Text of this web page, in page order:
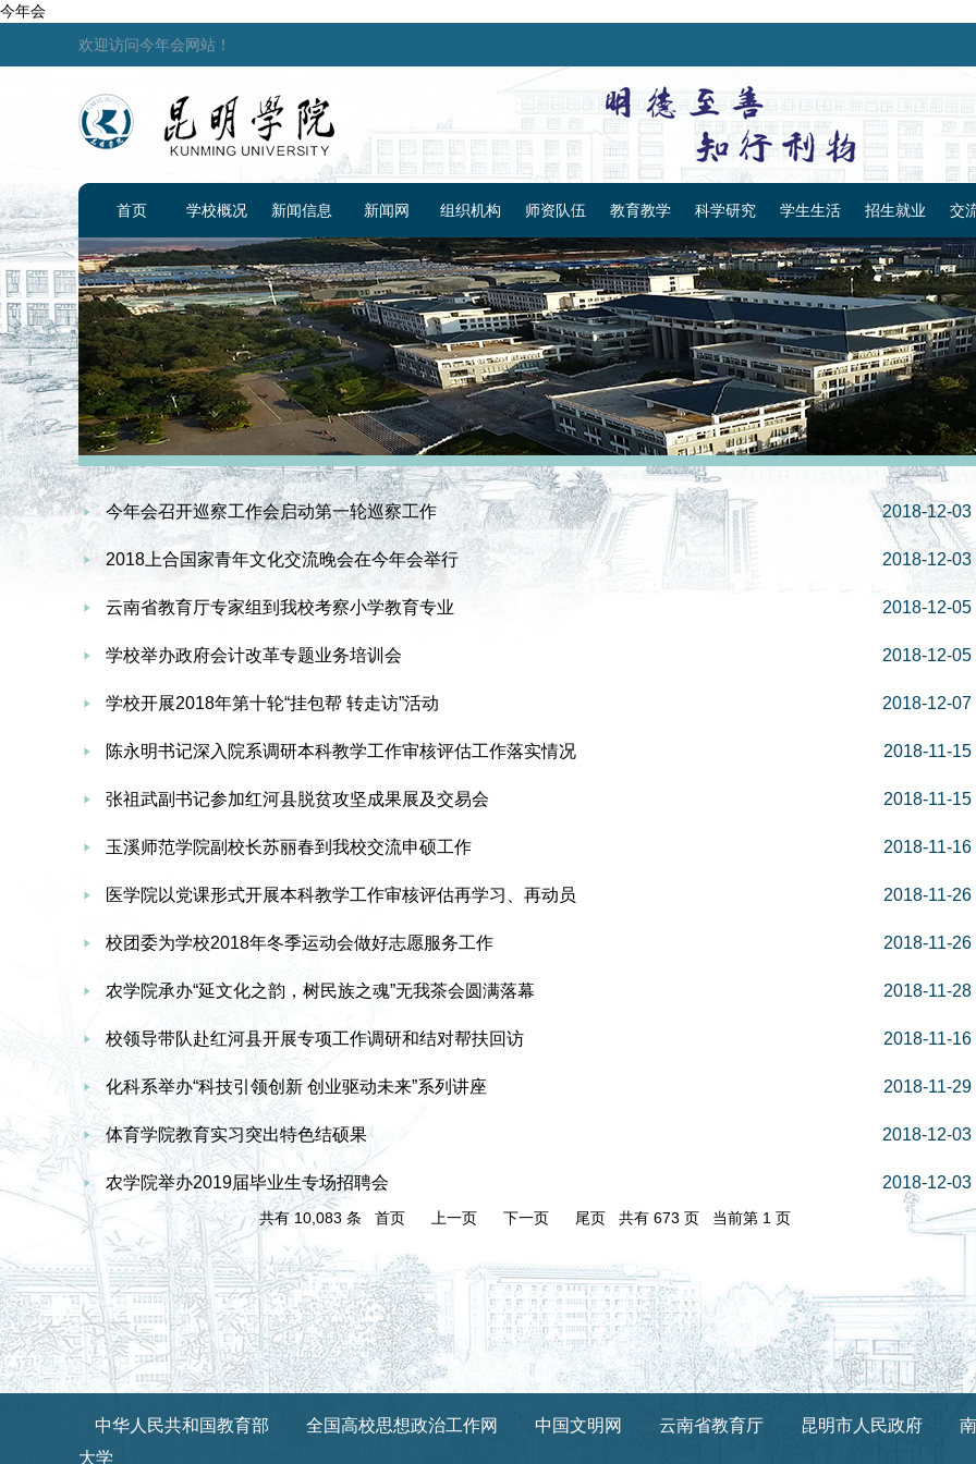
今年会
欢迎访问今年会网站！
首页 学校概况 新闻信息 新闻网 组织机构 师资队伍 教育教学 科学研究 学生生活 招生就业 交
今年会召开巡察工作会启动第一轮巡察工作 2018-12-03
2018上合国家青年文化交流晚会在今年会举行 2018-12-03
云南省教育厅专家组到我校考察小学教育专业 2018-12-05
学校举办政府会计改革专题业务培训会 2018-12-05
学校开展2018年第十轮“挂包帮 转走访”活动 2018-12-07
陈永明书记深入院系调研本科教学工作审核评估工作落实情况 2018-11-15
张祖武副书记参加红河县脱贫攻坚成果展及交易会 2018-11-15
玉溪师范学院副校长苏丽春到我校交流申硕工作 2018-11-16
医学院以党课形式开展本科教学工作审核评估再学习、再动员 2018-11-26
校团委为学校2018年冬季运动会做好志愿服务工作 2018-11-26
农学院承办“延文化之韵，树民族之魂”无我茶会圆满落幕 2018-11-28
校领导带队赴红河县开展专项工作调研和结对帮扶回访 2018-11-16
化科系举办“科技引领创新 创业驱动未来”系列讲座 2018-11-29
体育学院教育实习突出特色结硕果 2018-12-03
农学院举办2019届毕业生专场招聘会 2018-12-03
共有 10,083 条 首页 上一页 下一页 尾页 共有 673 页 当前第 1 页
中华人民共和国教育部 全国高校思想政治工作网 中国文明网 云南省教育厅 昆明市人民政府
大学